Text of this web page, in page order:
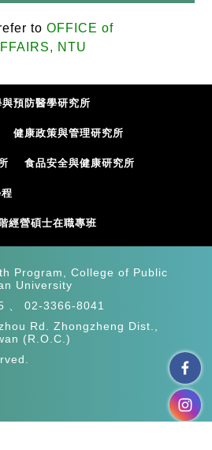
toOFFICE of
NTU
預防醫學研究所
健康政策與管理研究所
食品安全與健康研究所
經營碩士在職專班
Program, College of Public
University
、02-3366-8041
Rd. Zhongzheng Dist.,
(R.O.C.)